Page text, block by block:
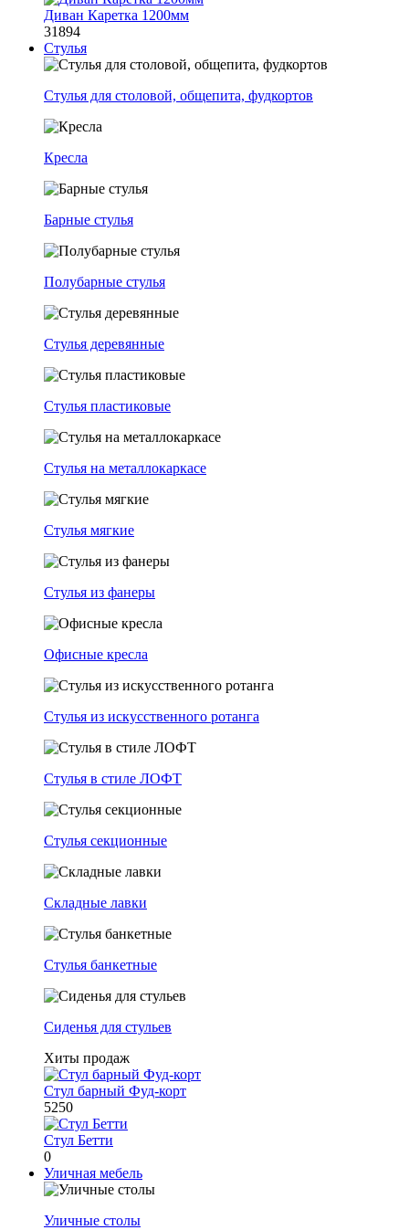
Диван Каретка 1200мм
31894
Стулья
Стулья для столовой, общепита, фудкортов
Кресла
Барные стулья
Полубарные стулья
Стулья деревянные
Стулья пластиковые
Стулья на металлокаркасе
Стулья мягкие
Стулья из фанеры
Офисные кресла
Стулья из искусственного ротанга
Стулья в стиле ЛОФТ
Стулья секционные
Складные лавки
Стулья банкетные
Сиденья для стульев
Хиты продаж
Стул барный Фуд-корт
5250
Стул Бетти
0
Уличная мебель
Уличные столы